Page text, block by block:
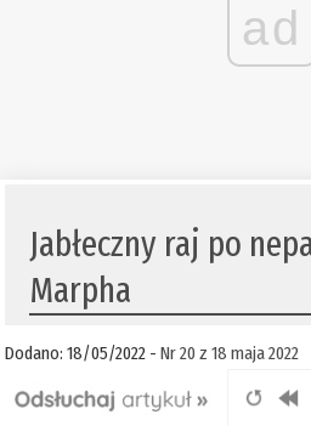
ad
Jabłeczny raj po
Marpha
Dodano: 18/05/2022 -Nr 20 z 18 maja 2022